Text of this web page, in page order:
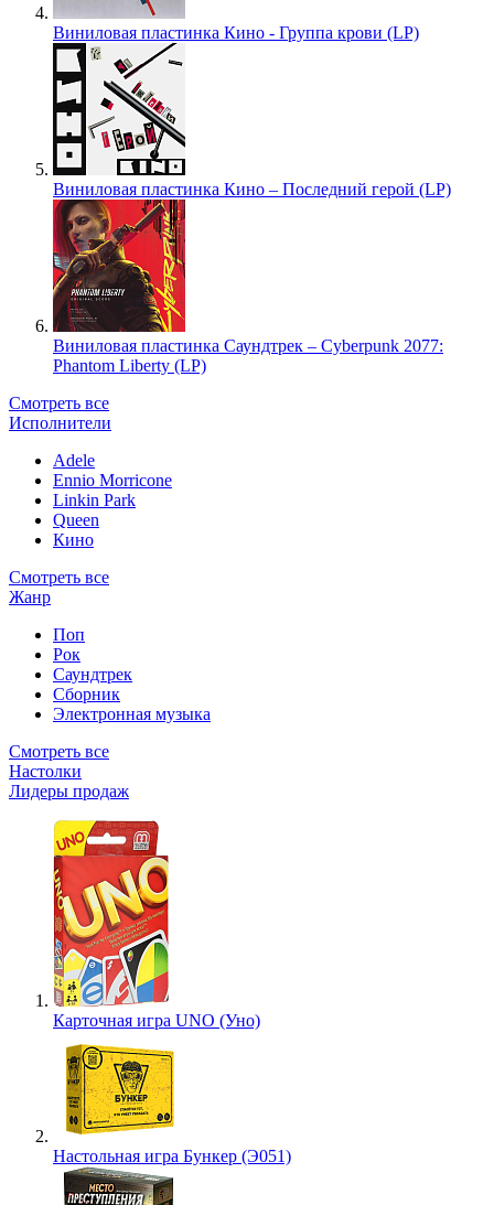
Виниловая пластинка Кино - Группа крови (LP)
Виниловая пластинка Кино – Последний герой (LP)
Виниловая пластинка Саундтрек – Cyberpunk 2077:
Phantom Liberty (LP)
Смотреть все
Исполнители
Adele
Ennio Morricone
Linkin Park
Queen
Кино
Смотреть все
Жанр
Поп
Рок
Саундтрек
Сборник
Электронная музыка
Смотреть все
Настолки
Лидеры продаж
Карточная игра UNO (Уно)
Настольная игра Бункер (Э051)